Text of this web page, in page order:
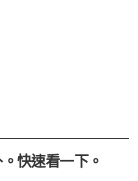
快速看一下。